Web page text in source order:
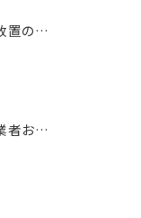
白カビは危険？放置のリスクと取り方
福岡のカビ取り業者おすすめの選び方と費用